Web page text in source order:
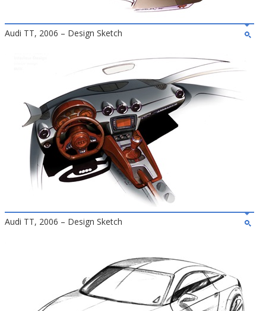
Audi TT, 2006 – Design Sketch
Audi TT, 2006 – Design Sketch